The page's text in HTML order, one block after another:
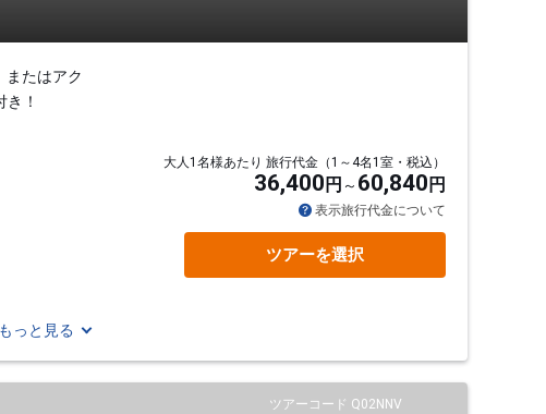
またはアク
！
大人1名様あたり 旅行代金（1～4名1室・税込）
36,400 円 60,840 円
表示旅行代金について
ツアーを選択
っと見る
ツアーコード Q02NNV